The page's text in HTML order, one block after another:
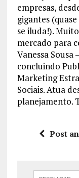
empresas,
gigantes
se iluda!).
mercado para
Vanessa Sousa
concluindo
Marketing
Sociais. Atua
planejamento.
Post